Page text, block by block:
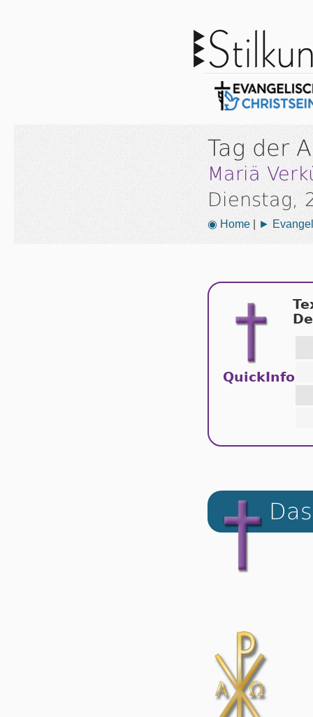
Tag der
Mariä
Dienstag,
◉ Home| ►
QuickInfo